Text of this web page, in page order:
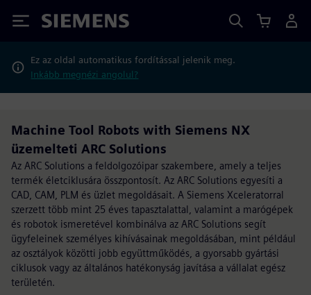
Siemens
Ez az oldal automatikus fordítással jelenik meg.
Inkább megnézi angolul?
Machine Tool Robots with Siemens NX
üzemelteti ARC Solutions
Az ARC Solutions a feldolgozóipar szakembere, amely a teljes
termék életciklusára összpontosít. Az ARC Solutions egyesíti a
CAD, CAM, PLM és üzlet megoldásait. A Siemens Xceleratorral
szerzett több mint 25 éves tapasztalattal, valamint a marógépek
és robotok ismeretével kombinálva az ARC Solutions segít
ügyfeleinek személyes kihívásainak megoldásában, mint például
az osztályok közötti jobb együttműködés, a gyorsabb gyártási
ciklusok vagy az általános hatékonyság javítása a vállalat egész
területén.